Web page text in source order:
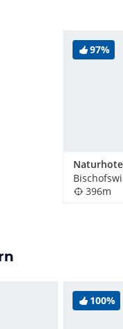
97%
396m
100%